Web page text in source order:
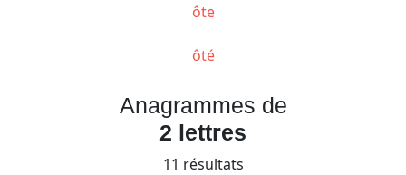
ôte
ôté
Anagrammes de
2 lettres
11 résultats